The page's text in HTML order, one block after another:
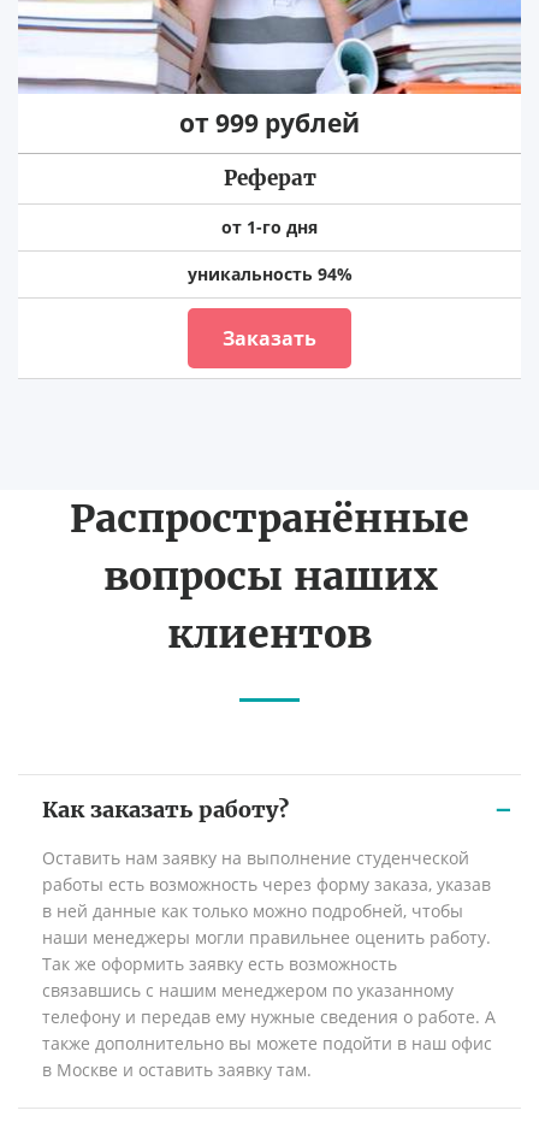
от 999 рублей
Реферат
от 1-го дня
уникальность 94%
Заказать
Распространённые
вопросы наших
клиентов
Как заказать работу?
Оставить нам заявку на выполнение студенческой
работы есть возможность через форму заказа, указав
в ней данные как только можно подробней, чтобы
наши менеджеры могли правильнее оценить работу.
Так же оформить заявку есть возможность
связавшись с нашим менеджером по указанному
телефону и передав ему нужные сведения о работе. А
также дополнительно вы можете подойти в наш офис
в Москве и оставить заявку там.